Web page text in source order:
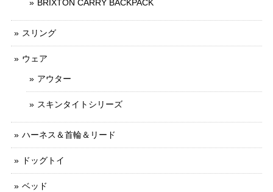
BRIXTON CARRY BACKPACK
スリング
ウェア
アウター
スキンタイトシリーズ
ハーネス＆首輪＆リード
ドッグトイ
ベッド